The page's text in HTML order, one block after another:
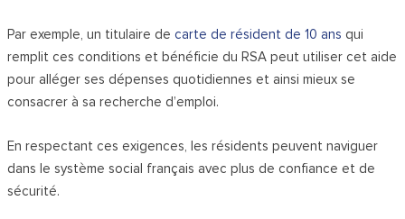
Par exemple, un titulaire de carte de résident de 10 ans qui
remplit ces conditions et bénéficie du RSA peut utiliser cet aide
pour alléger ses dépenses quotidiennes et ainsi mieux se
consacrer à sa recherche d’emploi.
En respectant ces exigences, les résidents peuvent naviguer
dans le système social français avec plus de confiance et de
sécurité.